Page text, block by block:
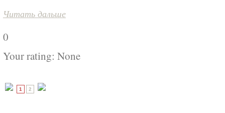
Читать дальше
0
Your rating: None
1 2